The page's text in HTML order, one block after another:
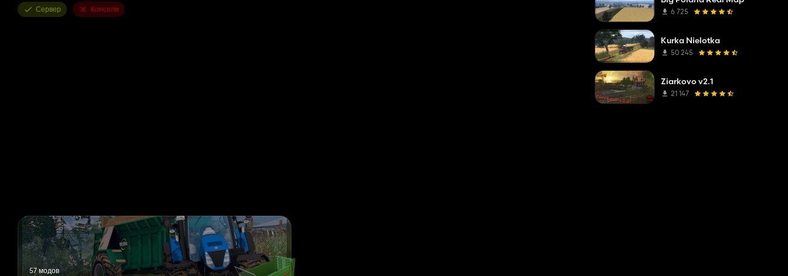
Сервер Консоли
57 модов
6 725
Kurka Nielotka
50 245
Ziarkovo v2.1
21 147